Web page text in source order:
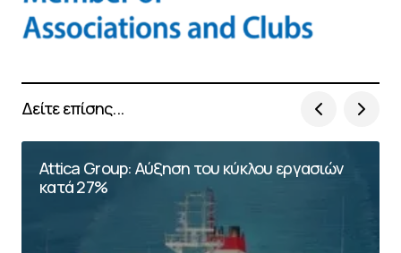
Δείτε επίσης...
Attica Group: Αύξηση του κύκλου εργασιών
κατά 27%